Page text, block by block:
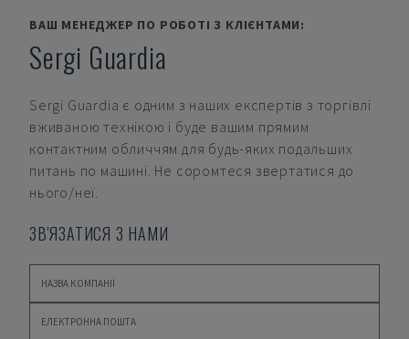
ВАШ МЕНЕДЖЕР ПО РОБОТІ З КЛІЄНТАМИ:
Sergi Guardia
Sergi Guardia є одним з наших експертів з торгівлі
вживаною технікою і буде вашим прямим
контактним обличчям для будь-яких подальших
питань по машині. Не соромтеся звертатися до
нього/неї.
ЗВ'ЯЗАТИСЯ З НАМИ